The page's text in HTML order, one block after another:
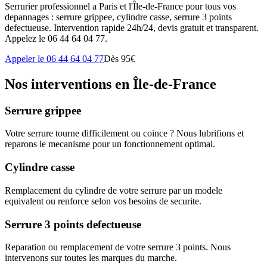
Serrurier professionnel a Paris et l'Île-de-France pour tous vos
depannages : serrure grippee, cylindre casse, serrure 3 points
defectueuse. Intervention rapide 24h/24, devis gratuit et transparent.
Appelez le 06 44 64 04 77.
Appeler le 06 44 64 04 77Dès 95€
Nos interventions en Île-de-France
Serrure grippee
Votre serrure tourne difficilement ou coince ? Nous lubrifions et
reparons le mecanisme pour un fonctionnement optimal.
Cylindre casse
Remplacement du cylindre de votre serrure par un modele
equivalent ou renforce selon vos besoins de securite.
Serrure 3 points defectueuse
Reparation ou remplacement de votre serrure 3 points. Nous
intervenons sur toutes les marques du marche.